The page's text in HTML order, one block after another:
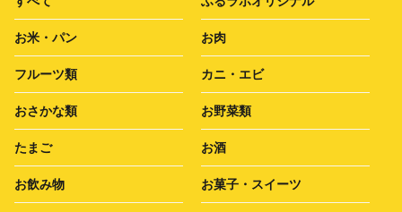
お米・パン お肉
フルーツ類 カニ・エビ
おさかな類 お野菜類
たまご お酒
お飲み物 お菓子・スイーツ